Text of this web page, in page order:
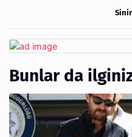
Bunlar da